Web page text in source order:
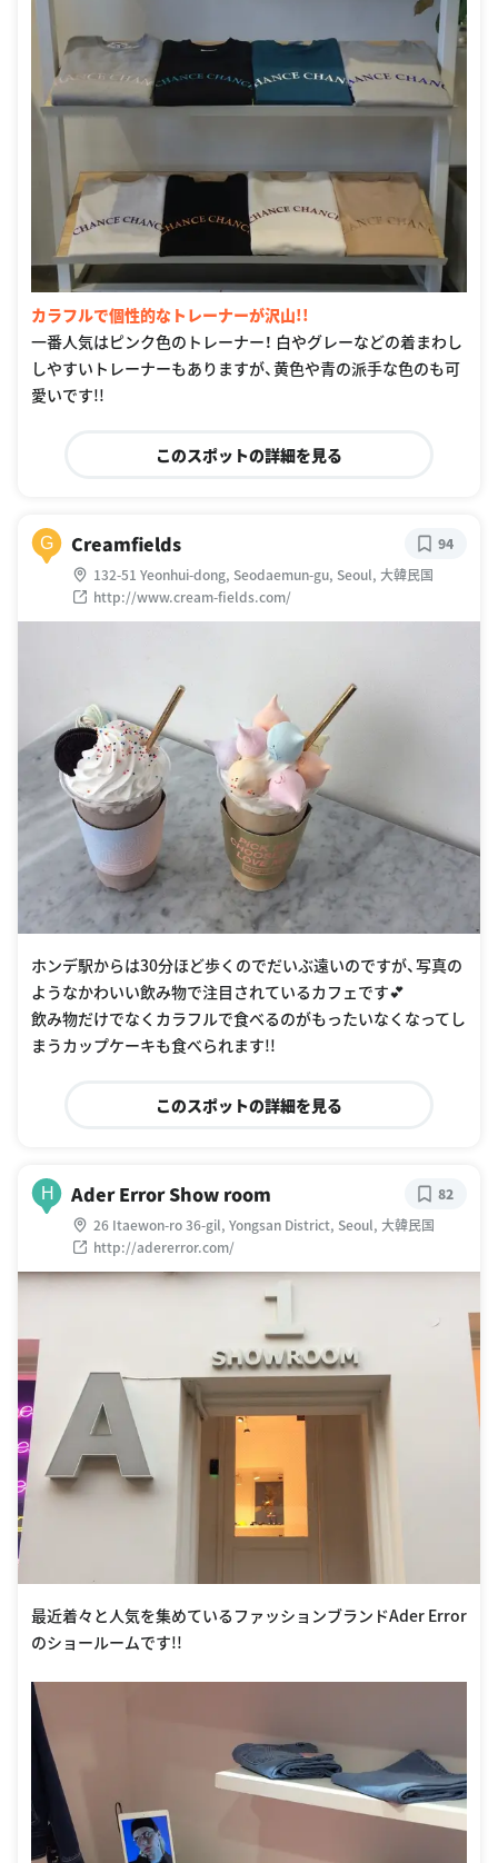
カラフルで個性的なトレーナーが沢山!!
一番人気はピンク色のトレーナー！ 白やグレーなどの着まわし
しやすいトレーナーもありますが、黄色や青の派手な色のも可
愛いです!!
このスポットの詳細を見る
G Creamfields
132-51 Yeonhui-dong, Seodaemun-gu, Seoul, 大韓民国
http://www.cream-fields.com/
94
ホンデ駅からは30分ほど歩くのでだいぶ遠いのですが、写真の
ようなかわいい飲み物で注目されているカフェです💕
飲み物だけでなくカラフルで食べるのがもったいなくなってし
まうカップケーキも食べられます!!
このスポットの詳細を見る
H Ader Error Show room
26 Itaewon-ro 36-gil, Yongsan District, Seoul, 大韓民国
http://adererror.com/
82
最近着々と人気を集めているファッションブランドAder Error
のショールームです!!